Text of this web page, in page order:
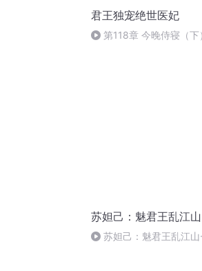
君王独宠绝世医妃
第118章 今晚侍寝（下
苏妲己：魅君王乱江山
苏妲己：魅君王乱江山